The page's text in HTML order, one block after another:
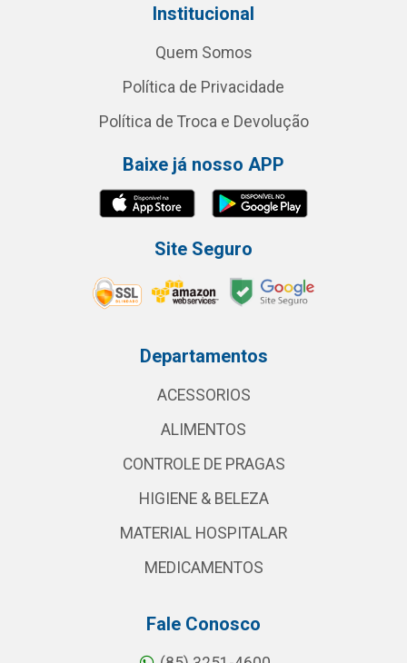
Institucional
Quem Somos
Política de Privacidade
Política de Troca e Devolução
Baixe já nosso APP
Site Seguro
Departamentos
ACESSORIOS
ALIMENTOS
CONTROLE DE PRAGAS
HIGIENE & BELEZA
MATERIAL HOSPITALAR
MEDICAMENTOS
Fale Conosco